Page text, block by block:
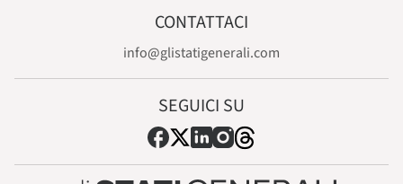
CONTATTACI
info@glistatigenerali.com
SEGUICI SU